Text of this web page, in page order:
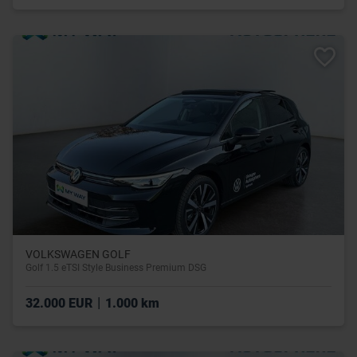
VOLKSWAGEN GOLF
Golf 1.5 eTSI Style Business Premium DSG
32.000 EUR | 1.000 km